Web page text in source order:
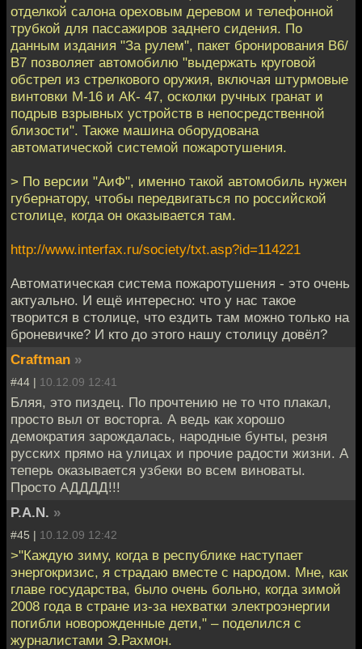
отделкой салона ореховым деревом и телефонной
трубкой для пассажиров заднего сидения. По
данным издания "За рулем", пакет бронирования В6/
В7 позволяет автомобилю "выдержать круговой
обстрел из стрелкового оружия, включая штурмовые
винтовки М-16 и АК- 47, осколки ручных гранат и
подрыв взрывных устройств в непосредственной
близости". Также машина оборудована
автоматической системой пожаротушения.
> По версии "АиФ", именно такой автомобиль нужен
губернатору, чтобы передвигаться по российской
столице, когда он оказывается там.
http://www.interfax.ru/society/txt.asp?id=114221
Автоматическая система пожаротушения - это очень
актуально. И ещё интересно: что у нас такое
творится в столице, что ездить там можно только на
броневичке? И кто до этого нашу столицу довёл?
Craftman »
#44 | 10.12.09 12:41
Бляя, это пиздец. По прочтению не то что плакал,
просто выл от восторга. А ведь как хорошо
демократия зарождалась, народные бунты, резня
русских прямо на улицах и прочие радости жизни. А
теперь оказывается узбеки во всем виноваты.
Просто АДДДД!!!
P.A.N. »
#45 | 10.12.09 12:42
>"Каждую зиму, когда в республике наступает
энергокризис, я страдаю вместе с народом. Мне, как
главе государства, было очень больно, когда зимой
2008 года в стране из-за нехватки электроэнергии
погибли новорожденные дети," – поделился с
журналистами Э.Рахмон.